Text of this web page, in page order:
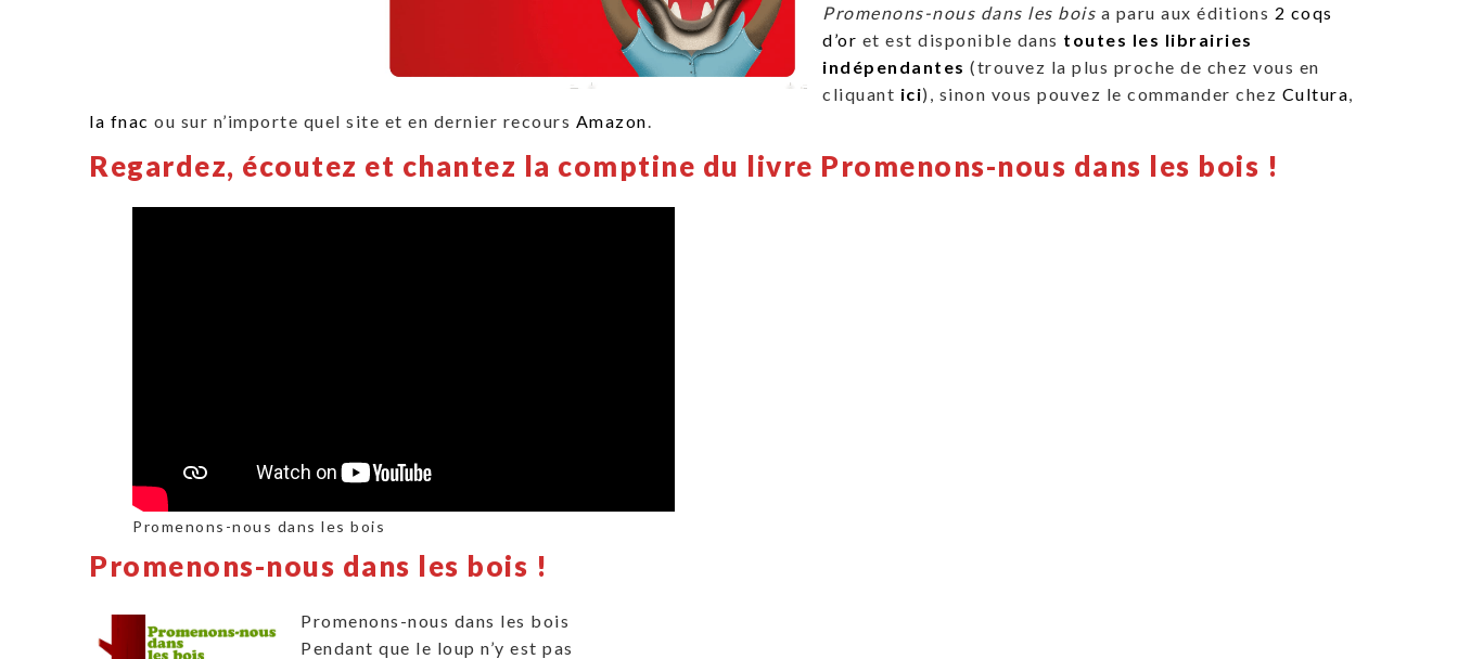
Promenons-nous dans les bois a paru aux éditions 2 coqs
d’or et est disponible dans toutes les librairies
indépendantes (trouvez la plus proche de chez vous en
cliquant ici), sinon vous pouvez le commander chez Cultura
la fnac ou sur n’importe quel site et en dernier recours Amazon
Regardez, écoutez et chantez la comptine du livre Promenons-nous dans les bois !
Promenons-nous dans les bois
Promenons-nous dans les bois !
Promenons-nous dans les bois
Pendant que le loup n’y est pas